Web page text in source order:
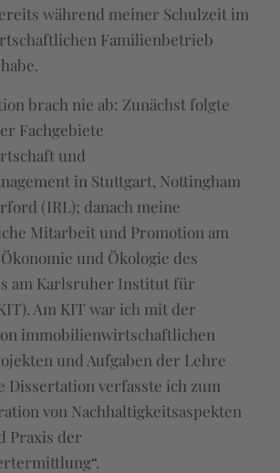
während meiner Schulzeit im
Familienbetrieb
brach nie ab: Zunächst folgte
Fachgebiete
und
in Stuttgart, Nottingham
(IRL); danach meine
Mitarbeit und Promotion am
und Ökologie des
am Karlsruher Institut für
Am KIT war ich mit der
immobilienwirtschaftlichen
und Aufgaben der Lehre
Dissertation verfasste ich zum
von Nachhaltigkeitsaspekten
Praxis der